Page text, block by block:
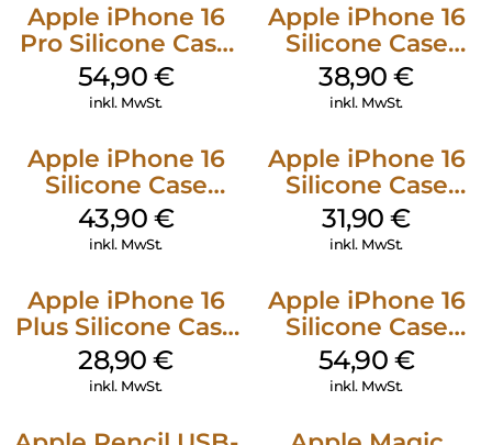
Apple iPhone 16
Pro Silicone Case
MagSafe Black
54,90 €
inkl. MwSt.
Apple iPhone 16
Silicone Case
MagSafe
Ultramarine
38,90€
inkl. MwSt.
Apple iPhone 16
Silicone Case
MagSafe Plum
43,90 €
inkl. MwSt.
Apple iPhone 16
Silicone Case
MagSafe Fuchsia
31,90€
inkl. MwSt.
Apple iPhone 16
Plus Silicone Case
MagSafe Black
28,90€
inkl. MwSt.
Apple iPhone 16
Silicone Case
MagSafe Lake
Green
54,90 €
inkl. MwSt.